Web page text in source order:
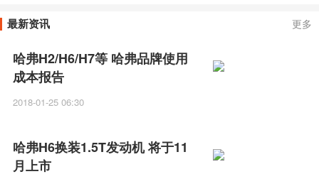
最新资讯 更多
哈弗H2/H6/H7等 哈弗品牌使用
成本报告
2018-01-25 06:30
哈弗H6换装1.5T发动机 将于11
月上市